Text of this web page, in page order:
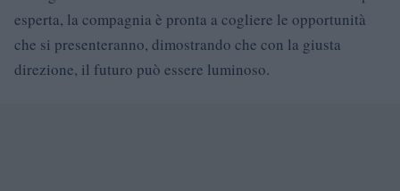
esperta, la compagnia è pronta a cogliere le opportunità
che si presenteranno, dimostrando che con la giusta
direzione, il futuro può essere luminoso.